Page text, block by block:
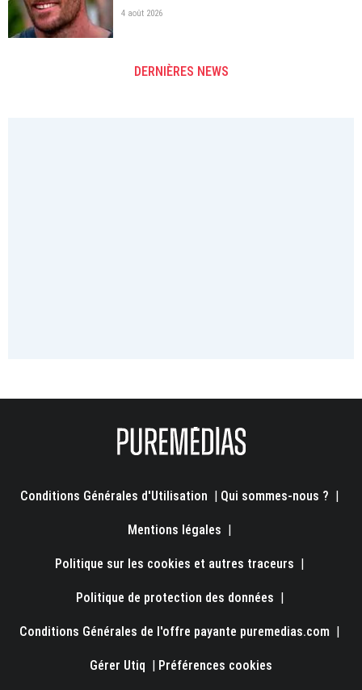
4 août 2026
DERNIÈRES NEWS
Conditions Générales d'Utilisation Qui sommes-nous ?
Mentions légales
Politique sur les cookies et autres traceurs
Politique de protection des données
Conditions Générales de l'offre payante puremedias.com
Gérer Utiq Préférences cookies